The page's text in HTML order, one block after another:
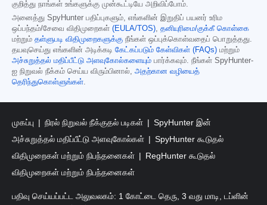
குறித்து நாங்கள் உங்களுக்கு முன்கூட்டியே அறிவிப்போம்.
அனைத்து SpyHunter பதிப்புகளும், எங்களின் இறுதிப் பயனர் உரிம
ஒப்பந்தம்/சேவை விதிமுறைகள் (EULA/TOS) தனியுரிமை/குக்கீ கொள்கை
மற்றும் தள்ளுபடி விதிமுறைகளுக்கு நீங்கள் ஒப்புக்கொள்வதைப் பொறுத்தது.
தயவுசெய்து எங்களின் அடிக்கடி கேட்கப்படும் கேள்விகள் (FAQs) மற்றும்
அச்சுறுத்தல் மதிப்பீட்டு அளவுகோல்களையும் பார்க்கவும். நீங்கள் SpyHunter-
ஐ நிறுவல் நீக்கம் செய்ய விரும்பினால், அதற்கான வழியைத்
தெரிந்துகொள்ளுங்கள்
முகப்பு நிரல் நிறுவல் நீக்குதல் படிகள்
SpyHunter இன்
அச்சுறுத்தல் மதிப்பீட்டு அளவுகோல்கள்
SpyHunter கூடுதல்
விதிமுறைகள் மற்றும் நிபந்தனைகள்
RegHunter கூடுதல்
விதிமுறைகள் மற்றும் நிபந்தனைகள்
பதிவு செய்யப்பட்ட அலுவலகம்: 1 கோட்டை தெரு, 3 வது மாடி, டப்ளின்